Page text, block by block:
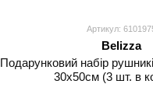
Артикул:
Belizza
Подарунковий набір
30х50см (3 шт. в